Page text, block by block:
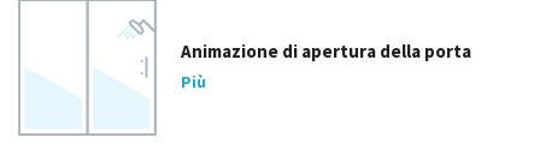
Animazione di apertura della porta
Più